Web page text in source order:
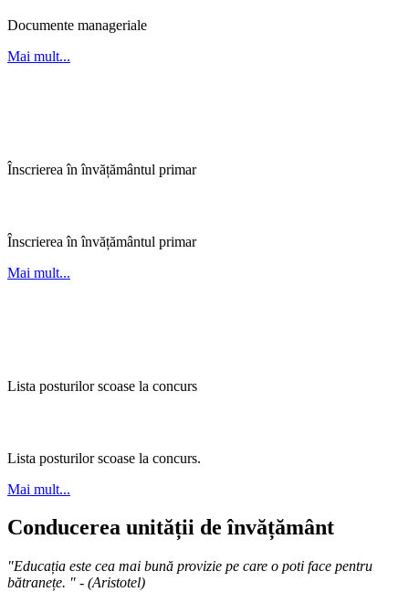
Documente manageriale
Mai mult...
Înscrierea în învățământul primar
Înscrierea în învățământul primar
Mai mult...
Lista posturilor scoase la concurs
Lista posturilor scoase la concurs.
Mai mult...
Conducerea unității de învățământ
"Educația este cea mai bună provizie pe care o poti face pentru
bătranețe. " - (Aristotel)